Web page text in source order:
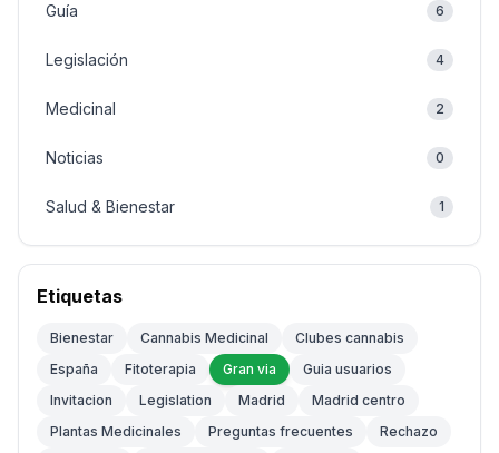
Guía 6
Legislación 4
Medicinal 2
Noticias 0
Salud & Bienestar 1
Etiquetas
Bienestar Cannabis Medicinal
Clubes cannabis
España
Fitoterapia Gran via
Guia usuarios
Invitacion
Legislation Madrid
Madrid centro
Plantas Medicinales
Preguntas frecuentes
Rechazo